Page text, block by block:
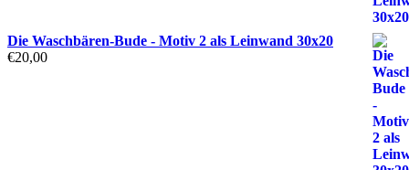
Die Waschbären-Bude - Motiv 2 als Leinwand 30x20
€20,00